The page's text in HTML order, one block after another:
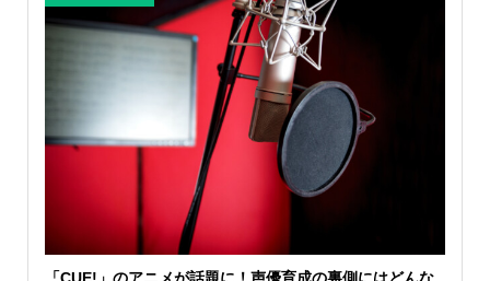
「CUE!」のアニメが話題に！声優育成の裏側にはどんな